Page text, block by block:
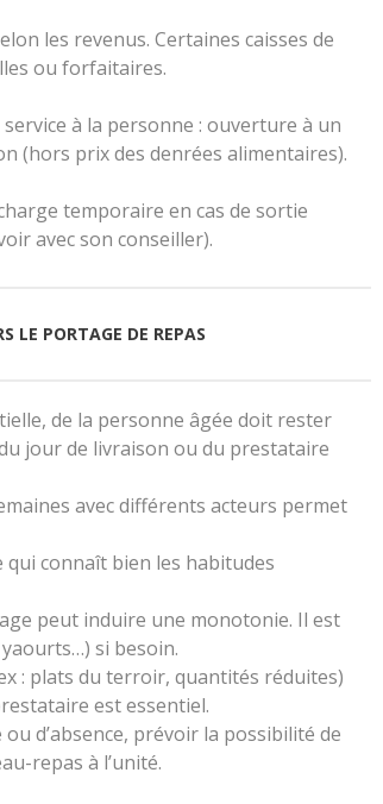
les revenus. Certaines caisses de
ou forfaitaires.
à la personne : ouverture à un
(hors prix des denrées alimentaires).
temporaire en cas de sortie
avec son conseiller).
LE PORTAGE DE REPAS
de la personne âgée doit rester
jour de livraison ou du prestataire
avec différents acteurs permet
qui connaît bien les habitudes
peut induire une monotonie. Il est
si besoin.
: plats du terroir, quantités réduites)
est essentiel.
ou d’absence, prévoir la possibilité de
repas à l’unité.